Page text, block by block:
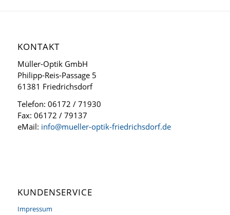
KONTAKT
Müller-Optik GmbH
Philipp-Reis-Passage 5
61381 Friedrichsdorf
Telefon: 06172 / 71930
Fax: 06172 / 79137
eMail: info@mueller-optik-friedrichsdorf.de
KUNDENSERVICE
Impressum